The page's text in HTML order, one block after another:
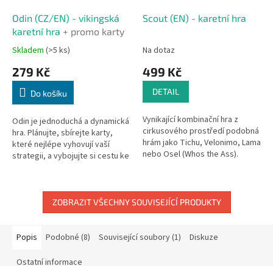
Odin (CZ/EN) - vikingská
karetní hra + promo karty
Skladem (>5 ks)
279 Kč
Do košíku
Odin je jednoduchá a dynamická
hra. Plánujte, sbírejte karty,
které nejlépe vyhovují vaší
strategii, a vybojujte si cestu ke
Scout (EN) - karetní hra
Na dotaz
499 Kč
DETAIL
Vynikající kombinační hra z
cirkusového prostředí podobná
hrám jako Tichu, Velonimo, Lama
nebo Osel (Whos the Ass).
firmy...
ZOBRAZIT VŠECHNY SOUVISEJÍCÍ PRODUKTY
Popis Podobné (8) Související soubory (1) Diskuze
Ostatní informace